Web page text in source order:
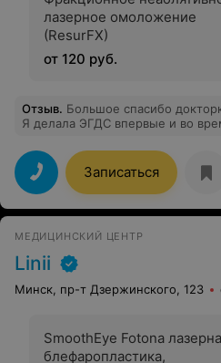
лазерное омоложение
(ResurFX)
от 120 руб.
Отзыв. Большое спасибо
Я делала ЭГДС впервые и во
очень чуткой и
комментировала, чтобы мне
очень внимательна ко мне и к
пришла. Она настоящая
очень счастлива и благодарна,
Записаться
МЕДИЦИНСКИЙ ЦЕНТР
Linii
Минск, пр-т Дзержинского, 123
SmoothEye Fotona
блефаропластика,